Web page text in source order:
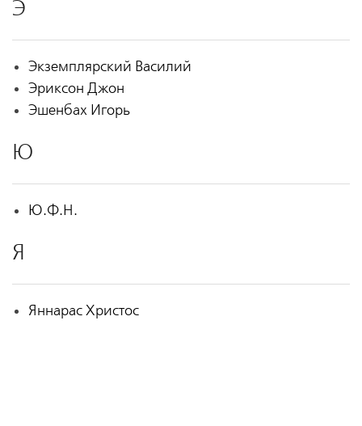
Э
Экземплярский Василий
Эриксон Джон
Эшенбах Игорь
Ю
Ю.Ф.Н.
Я
Яннарас Христос